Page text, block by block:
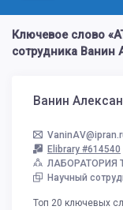
Ключевое слово
сотрудника Ванин
Ванин
Elibrary #614540
ЛАБОРАТОРИЯ
Научный
Топ 20 ключевых